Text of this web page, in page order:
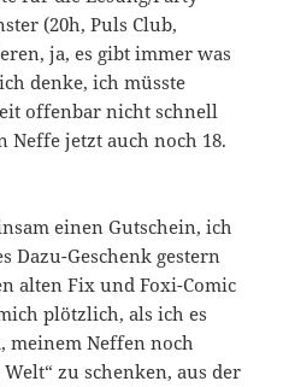
(20h, Puls Club,
ja, es gibt immer was
denke, ich müsste
offenbar nicht schnell
Neffe jetzt auch noch 18.
einen Gutschein, ich
Dazu-Geschenk gestern
alten Fix und Foxi-Comic
plötzlich, als ich es
meinem Neffen noch
zu schenken, aus der